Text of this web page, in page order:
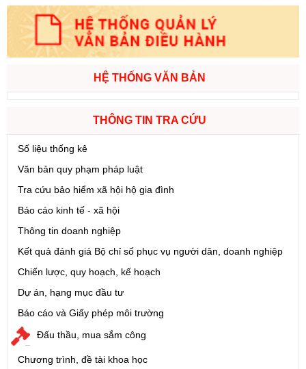
HỆ THỐNG VĂN BẢN
THÔNG TIN TRA CỨU
Số liệu thống kê
Văn bản quy phạm pháp luật
Tra cứu bảo hiểm xã hội hộ gia đình
Báo cáo kinh tế - xã hội
Thông tin doanh nghiệp
Kết quả đánh giá Bộ chỉ số phục vụ người dân, doanh nghiệp
Chiến lược, quy hoạch, kế hoạch
Dự án, hạng mục đầu tư
Báo cáo và Giấy phép môi trường
Đấu thầu, mua sắm công
Chương trình, đề tài khoa học